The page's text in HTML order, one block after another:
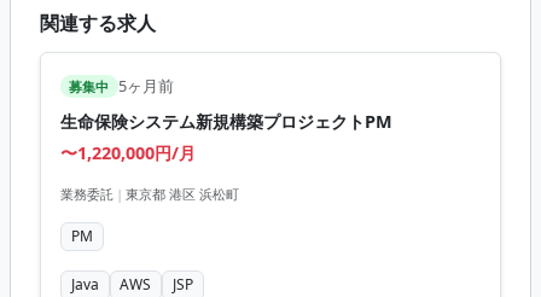
関連する求人
募集中 5ヶ月前
生命保険システム新規構築プロジェクトPM
〜1,220,000円/月
業務委託 | 東京都 港区 浜松町
PM
Java AWS JSP